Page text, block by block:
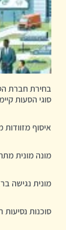
בחירת חברת
סוגי הסעות
איסוף מזוודות
מונה מונית
מונית נגישה
סוכנות נסיעות